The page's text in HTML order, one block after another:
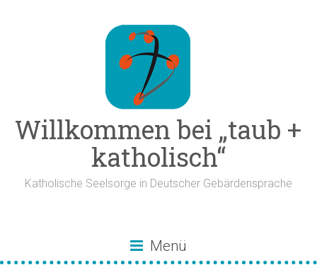
Willkommen bei „taub +
katholisch“
Katholische Seelsorge in Deutscher Gebärdensprache
Menü